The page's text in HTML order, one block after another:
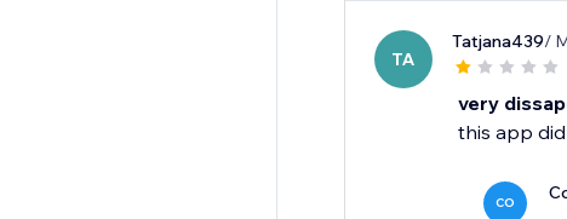
TA
Tatjana439/
very
this app
CO